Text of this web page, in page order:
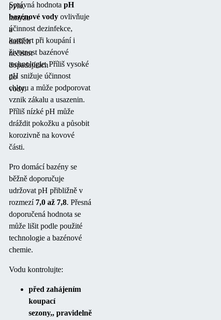
pylu,
hmyzu
a
dalších
nečistot
dopadajících
do
vody.
Správná hodnota pH
bazénové vody ovlivňuje
účinnost dezinfekce,
komfort při koupání i
životnost bazénové
technologie. Příliš vysoké
pH snižuje účinnost
chloru a může podporovat
vznik zákalu a usazenin.
Příliš nízké pH může
dráždit pokožku a působit
korozivně na kovové
části.
Pro domácí bazény se
běžně doporučuje
udržovat pH přibližně v
rozmezí 7,0 až 7,8. Přesná
doporučená hodnota se
může lišit podle použité
technologie a bazénové
chemie.
Vodu kontrolujte:
před zahájením
koupací
sezony,, pravidelně